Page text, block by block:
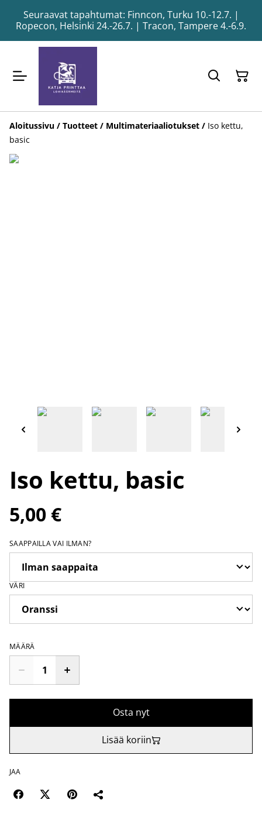
Seuraavat tapahtumat: Finncon, Turku 10.-12.7. |
Ropecon, Helsinki 24.-26.7. | Tracon, Tampere 4.-6.9.
Aloitussivu / Tuotteet / Multimateriaaliotukset / Iso kettu,
basic
Iso kettu, basic
5,00 €
SAAPPAILLA VAI ILMAN?
VÄRI
MÄÄRÄ
Osta nyt
Lisää koriin
JAA